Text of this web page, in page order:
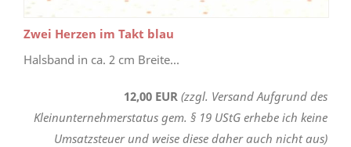
Zwei Herzen im Takt blau
Halsband in ca. 2 cm Breite...
12,00 EUR (zzgl. Versand Aufgrund des
Kleinunternehmerstatus gem. § 19 UStG erhebe ich keine
Umsatzsteuer und weise diese daher auch nicht aus)